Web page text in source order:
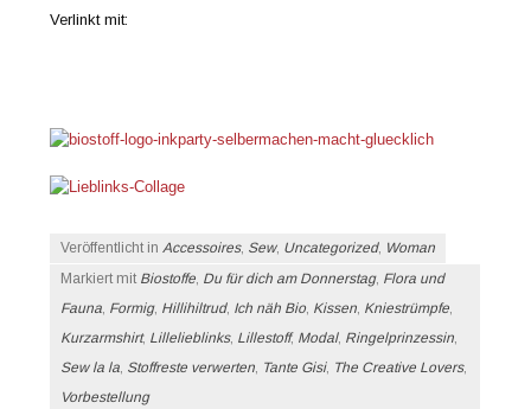
Verlinkt mit:
Veröffentlicht in Accessoires, Sew, Uncategorized, Woman
Markiert mit Biostoffe Du für dich am Donnerstag, Flora und
Fauna Formig, Hillihiltrud, Ich näh Bio Kissen Kniestrümpfe
Kurzarmshirt, Lillelieblinks, Lillestoff, Modal, Ringelprinzessin
Sew la la Stoffreste verwerten Tante Gisi, The Creative Lovers,
Vorbestellung